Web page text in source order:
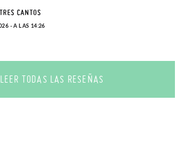
CANTOS
- A LAS 14:26
LEER TODAS LAS RESEÑAS